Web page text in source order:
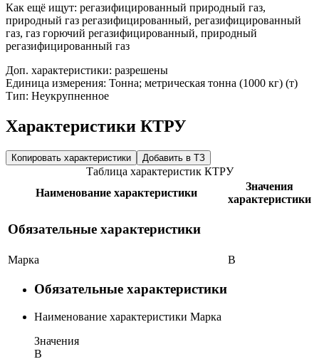
Как ещё ищут: регазифицированный природный газ,
природный газ регазифицированный, регазифицированный
газ, газ горючий регазифицированный, природный
регазифицированный газ
Доп. характеристики: разрешены
Единица измерения: Тонна; метрическая тонна (1000 кг) (т)
Тип: Неукрупненное
Характеристики КТРУ
Копировать характеристики Добавить в ТЗ
Таблица характеристик КТРУ
Наименование характеристики
Значения
характеристики
Обязательные характеристики
Марка В
Обязательные характеристики
Наименование характеристики Марка
Значения
В